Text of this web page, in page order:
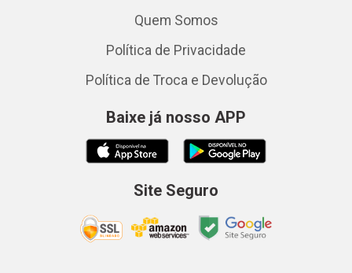
Quem Somos
Política de Privacidade
Política de Troca e Devolução
Baixe já nosso APP
Site Seguro